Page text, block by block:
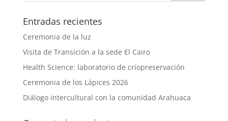
Entradas recientes
Ceremonia de la luz
Visita de Transición a la sede El Cairo
Health Science: laboratorio de criopreservación
Ceremonia de los Lápices 2026
Diálogo intercultural con la comunidad Arahuaca